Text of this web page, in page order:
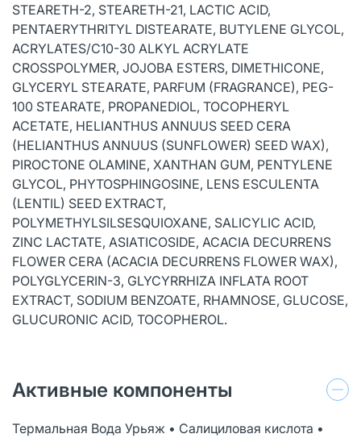
STEARETH-2, STEARETH-21, LACTIC ACID,
PENTAERYTHRITYL DISTEARATE, BUTYLENE GLYCOL,
ACRYLATES/C10-30 ALKYL ACRYLATE
CROSSPOLYMER, JOJOBA ESTERS, DIMETHICONE,
GLYCERYL STEARATE, PARFUM (FRAGRANCE), PEG-
100 STEARATE, PROPANEDIOL, TOCOPHERYL
ACETATE, HELIANTHUS ANNUUS SEED CERA
(HELIANTHUS ANNUUS (SUNFLOWER) SEED WAX),
PIROCTONE OLAMINE, XANTHAN GUM, PENTYLENE
GLYCOL, PHYTOSPHINGOSINE, LENS ESCULENTA
(LENTIL) SEED EXTRACT,
POLYMETHYLSILSESQUIOXANE, SALICYLIC ACID,
ZINC LACTATE, ASIATICOSIDE, ACACIA DECURRENS
FLOWER CERA (ACACIA DECURRENS FLOWER WAX),
POLYGLYCERIN-3, GLYCYRRHIZA INFLATA ROOT
EXTRACT, SODIUM BENZOATE, RHAMNOSE, GLUCOSE,
GLUCURONIC ACID, TOCOPHEROL.
Активные компоненты
Термальная Вода Урьяж • Салициловая кислота •